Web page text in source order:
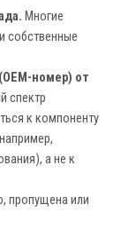
Многие
собственные
номер) от
спектр
к компоненту
а не к
пропущена или